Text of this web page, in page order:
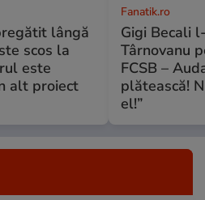
lângă
scos la
este
alt proiect
Fanatik.ro
Gigi Becali
Târnovanu
FCSB –
plătească!
el!”